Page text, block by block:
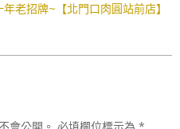
老招牌~【北門口肉圓站前店】